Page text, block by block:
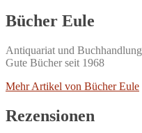
Bücher Eule
Antiquariat und Buchhandlung
Gute Bücher seit 1968
Mehr Artikel von Bücher Eule
Rezensionen